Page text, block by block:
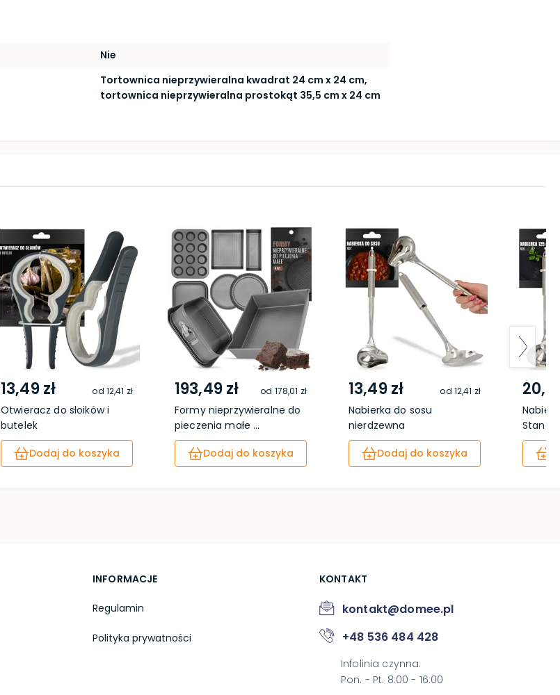
Nie
Tortownica nieprzywieralna kwadrat 24 cm x 24 cm,
tortownica nieprzywieralna prostokąt 35,5 cm x 24 cm
13,49 zł od 12,41 zł
Otwieracz do słoików i
butelek
Dodaj do koszyka
193,49 zł od 178,01 zł
Formy nieprzywieralne do
pieczenia małe ...
Dodaj do koszyka
13,49 zł od 12,41 zł
Nabierka do sosu
nierdzewna
Dodaj do koszyka
INFORMACJE
Regulamin
Polityka prywatności
KONTAKT
kontakt@domee.pl
+48 536 484 428
Infolinia czynna:
Pon. - Pt. 8:00 - 16:00